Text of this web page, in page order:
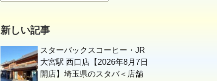
新しい記事
スターバックスコーヒー・JR
大宮駅 西口店【2026年8月7日
開店】埼玉県のスタバ＜店舗